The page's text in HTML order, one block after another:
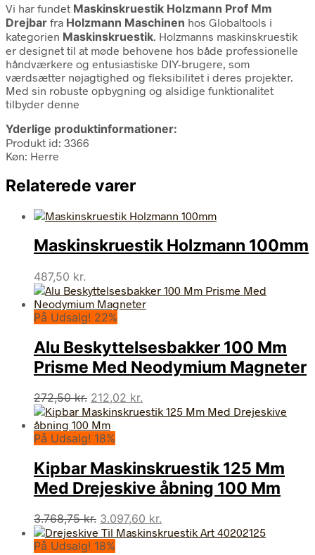
Vi har fundet Maskinskruestik Holzmann Prof Mm
Drejbar fra Holzmann Maschinen hos Globaltools i
kategorien Maskinskruestik. Holzmanns maskinskruestik
er designet til at møde behovene hos både professionelle
håndværkere og entusiastiske DIY-brugere, som
værdsætter nøjagtighed og fleksibilitet i deres projekter.
Med sin robuste opbygning og alsidige funktionalitet
tilbyder denne
Yderlige produktinformationer:
Produkt id: 3366
Køn: Herre
Relaterede varer
Maskinskruestik Holzmann 100mm
487,50 kr.
På Udsalg! 22%
Alu Beskyttelsesbakker 100 Mm
Prisme Med Neodymium Magneter
272,50kr. Den
oprindelige
pris
var:
212,02 kr.
aktuelle
På Udsalg! 18%
Kipbar Maskinskruestik 125 Mm
Med Drejeskive åbning 100 Mm
3.768,75kr. Den
oprindelige
pris
3.097,60 kr.
aktuelle
På Udsalg! 18%